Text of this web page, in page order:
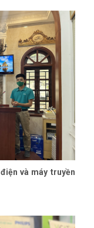
và máy truyền